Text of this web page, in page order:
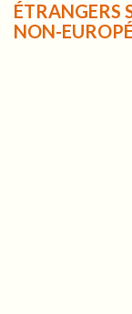
ÉTRANGERS
NON-